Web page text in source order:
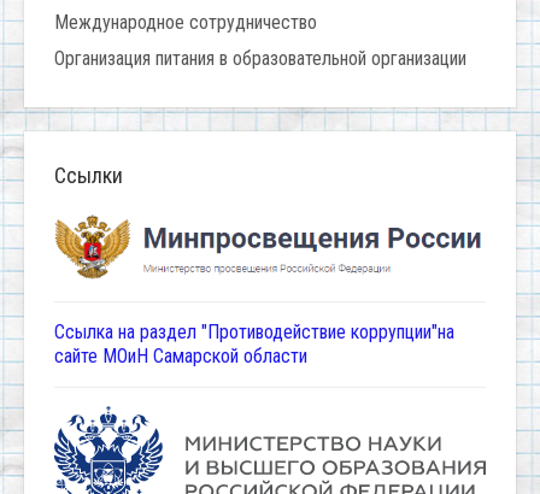
Международное сотрудничество
Организация питания в образовательной организации
Ссылки
Ссылка на раздел "Противодействие коррупции"на
сайте МОиН Самарской области